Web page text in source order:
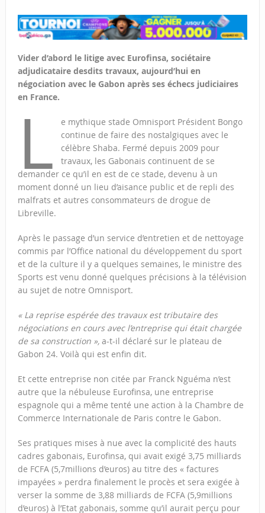
Vider d’abord le litige avec Eurofinsa, sociétaire
adjudicataire desdits travaux, aujourd’hui en
négociation avec le Gabon après ses échecs judiciaires
en France.
L
e mythique stade Omnisport Président Bongo
continue de faire des nostalgiques avec le
célèbre Shaba. Fermé depuis 2009 pour
travaux, les Gabonais continuent de se
demander ce qu’il en est de ce stade, devenu à un
moment donné un lieu d’aisance public et de repli des
malfrats et autres consommateurs de drogue de
Libreville.
Après le passage d’un service d’entretien et de nettoyage
commis par l’Office national du développement du sport
et de la culture il y a quelques semaines, le ministre des
Sports est venu donné quelques précisions à la télévision
au sujet de notre Omnisport.
« La reprise espérée des travaux est tributaire des
négociations en cours avec l’entreprise qui était chargée
de sa construction »,a-t-il déclaré sur le plateau de
Gabon 24. Voilà qui est enfin dit.
Et cette entreprise non citée par Franck Nguéma n’est
autre que la nébuleuse Eurofinsa, une entreprise
espagnole qui a même tenté une action à la Chambre de
Commerce Internationale de Paris contre le Gabon.
Ses pratiques mises à nue avec la complicité des hauts
cadres gabonais, Eurofinsa, qui avait exigé 3,75 milliards
de FCFA (5,7millions d’euros) au titre des « factures
impayées » perdra finalement le procès et sera exigée à
verser la somme de 3,88 milliards de FCFA (5,9millions
d’euros) à l’Etat gabonais, somme qu’il aurait perçu pour